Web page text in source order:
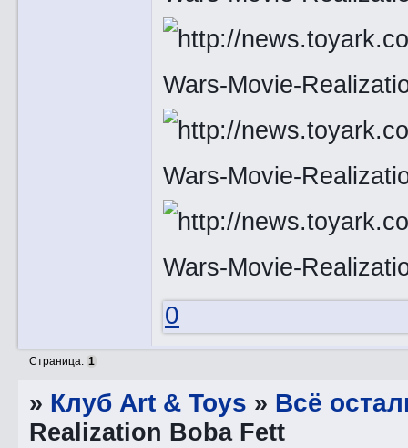
0
Страница: 1
» Клуб Art & Toys » Всё
Realization Boba Fett